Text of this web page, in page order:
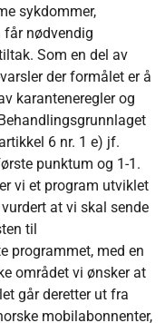
sykdommer,
får nødvendig
Som en del av
der formålet er å
karanteneregler og
6 nr. 1 e) jf.
punktum og 1-1.
vi et program utviklet
at vi skal sende
til
programmet, med en
området vi ønsker at
går deretter ut fra
mobilabonnenter,